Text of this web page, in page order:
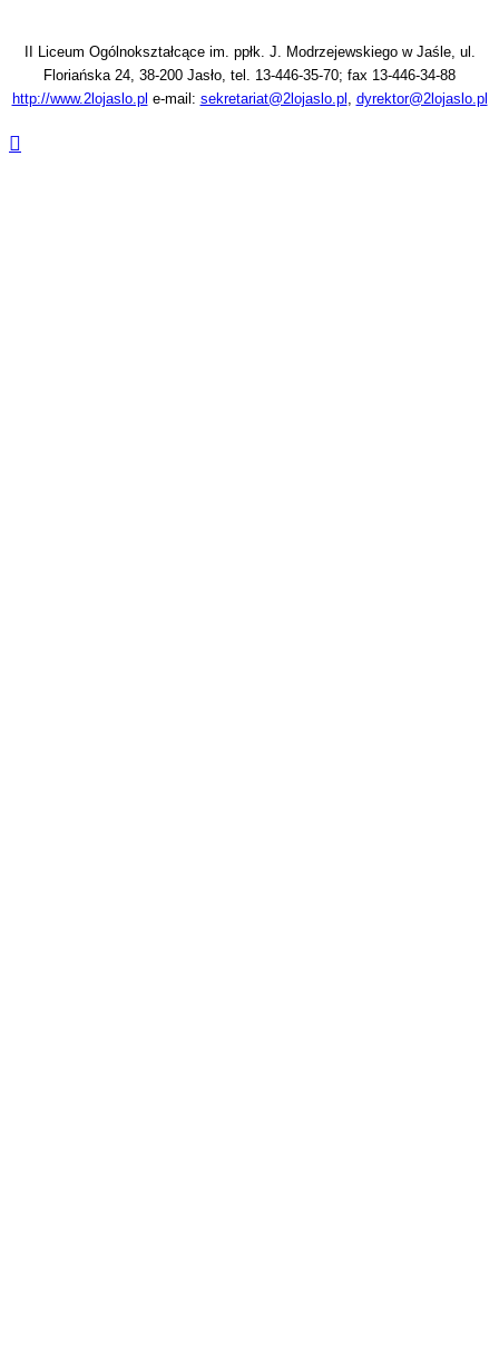
II Liceum Ogólnokształcące im. ppłk. J. Modrzejewskiego w Jaśle, ul.
Floriańska 24, 38-200 Jasło, tel. 13-446-35-70; fax 13-446-34-88
http://www.2lojaslo.pl e-mail: sekretariat@2lojaslo.pl , dyrektor@2lojaslo.pl